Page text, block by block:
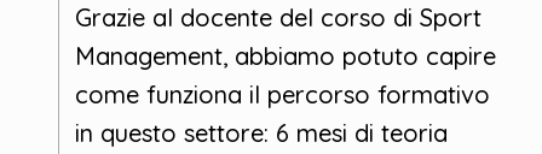
Grazie al docente del corso di Sport
Management, abbiamo potuto capire
come funziona il percorso formativo
in questo settore: 6 mesi di teoria